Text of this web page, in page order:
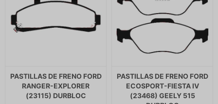
PASTILLAS DE FRENO FORD
RANGER-EXPLORER
(23115) DURBLOC
PASTILLAS DE FRENO FORD
ECOSPORT-FIESTA IV
(23468) GEELY 515